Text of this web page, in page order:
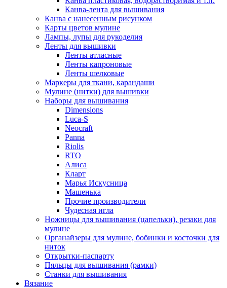
Канва-лента для вышивания
Канва с нанесенным рисунком
Карты цветов мулине
Лампы, лупы для рукоделия
Ленты для вышивки
Ленты атласные
Ленты капроновые
Ленты шелковые
Маркеры для ткани, карандаши
Мулине (нитки) для вышивки
Наборы для вышивания
Dimensions
Luca-S
Neocraft
Panna
Riolis
RTO
Алиса
Кларт
Марья Искусница
Машенька
Прочие производители
Чудесная игла
Ножницы для вышивания (цапельки), резаки для
мулине
Органайзеры для мулине, бобинки и косточки для
ниток
Открытки-паспарту
Пяльцы для вышивания (рамки)
Станки для вышивания
Вязание